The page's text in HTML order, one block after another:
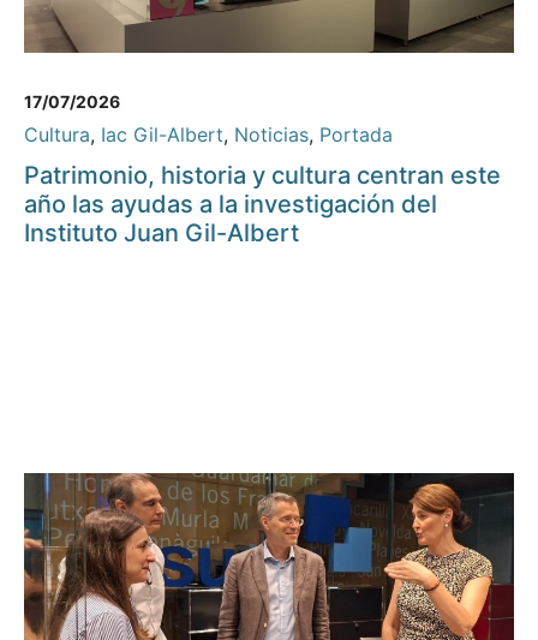
17/07/2026
Cultura, Iac Gil-Albert, Noticias, Portada
Patrimonio, historia y cultura centran este
año las ayudas a la investigación del
Instituto Juan Gil-Albert